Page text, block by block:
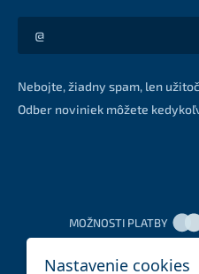
Akcie a zľavy na váš e-mail z
Nebojte, žiadny spam, len
Odber noviniek môžete
MOŽNOSTI PLATBY
Nastavenie cookies